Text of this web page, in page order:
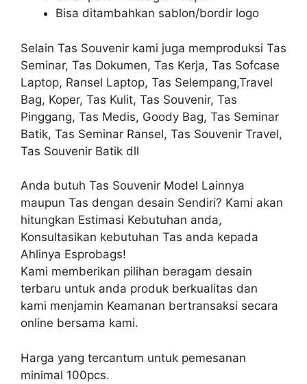
Bisa ditambahkan sablon/bordir logo
Selain Tas Souvenir kami juga memproduksi Tas
Seminar, Tas Dokumen, Tas Kerja, Tas Sofcase
Laptop, Ransel Laptop, Tas Selempang,Travel
Bag, Koper, Tas Kulit, Tas Souvenir, Tas
Pinggang, Tas Medis, Goody Bag, Tas Seminar
Batik, Tas Seminar Ransel, Tas Souvenir Travel,
Tas Souvenir Batik dll
Anda butuh Tas Souvenir Model Lainnya
maupun Tas dengan desain Sendiri? Kami akan
hitungkan Estimasi Kebutuhan anda,
Konsultasikan kebutuhan Tas anda kepada
Ahlinya Esprobags!
Kami memberikan pilihan beragam desain
terbaru untuk anda produk berkualitas dan
kami menjamin Keamanan bertransaksi secara
online bersama kami.
Harga yang tercantum untuk pemesanan
minimal 100pcs.